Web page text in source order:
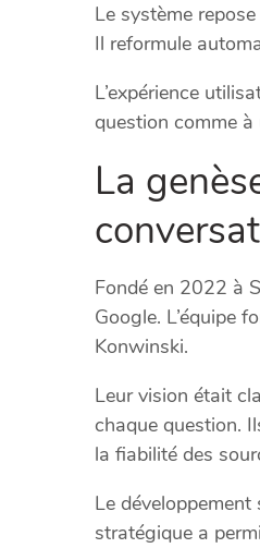
Le système
Il reformule
L’expérience
question comme
La
Fondé en 2022 à
Google. L’équipe
Konwinski.
Leur vision était
chaque question.
la fiabilité des
Le développement
stratégique a